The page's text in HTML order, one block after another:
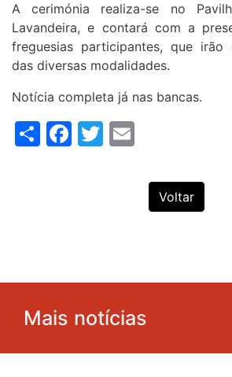
A cerimónia realiza-se no
Lavandeira, e contará com a
freguesias participantes, que
das diversas modalidades.
Notícia completa já nas bancas.
ShareFacebook
Twitter
Voltar
Mais notícias